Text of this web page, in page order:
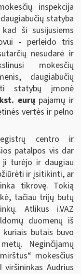
inspekcija
statyba
ši susijusiems
- perleido tris
nesudarė ir
mokesčių
daugiabučių
statybų įmonė
eurų pajamų ir
vertės ir pelno
centro ir
patalpos vis dar
ji turėjo ir daugiau
ir įsitikinti, ar
tikrovę. Tokią
tačiau trijų butų
Atlikus i.VAZ
duomenų iš
butais buvo
Neginčijamų
mokesčius
viršininkas Audrius